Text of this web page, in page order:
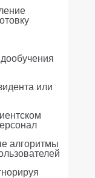
или
алгоритмы